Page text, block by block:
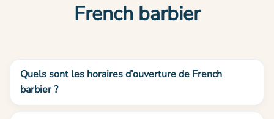
French barbier
Quels sont les horaires d’ouverture de French
barbier ?